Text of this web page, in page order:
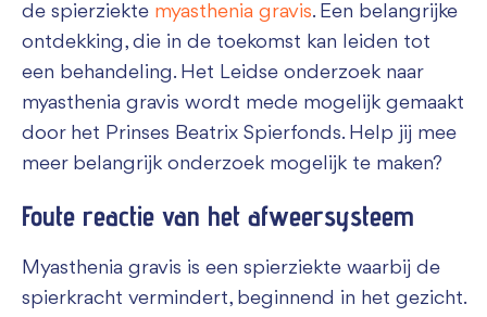
de spierziekte myasthenia gravis. Een belangrijke
ontdekking, die in de toekomst kan leiden tot
een behandeling. Het Leidse onderzoek naar
myasthenia gravis wordt mede mogelijk gemaakt
door het Prinses Beatrix Spierfonds. Help jij mee
meer belangrijk onderzoek mogelijk te maken?
Foute reactie van het afweersysteem
Myasthenia gravis is een spierziekte waarbij de
spierkracht vermindert, beginnend in het gezicht.